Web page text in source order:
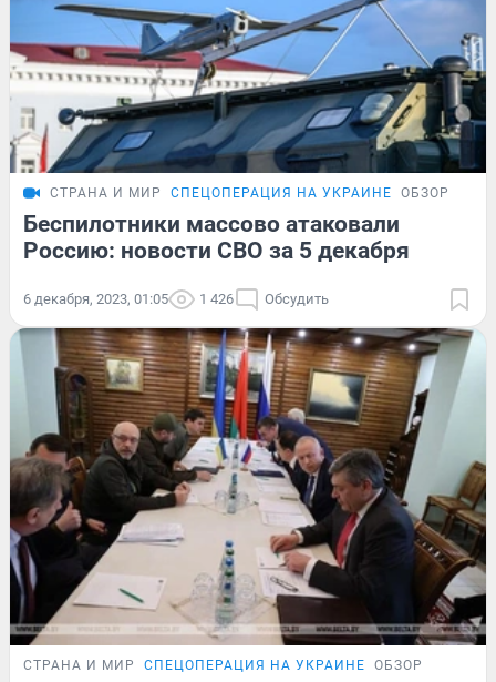
СТРАНА И МИР СПЕЦОПЕРАЦИЯ НА УКРАИНЕ ОБЗОР
Беспилотники массово атаковали
Россию: новости СВО за 5 декабря
6 декабря, 2023, 01:05 1 426 Обсудить
СТРАНА И МИР СПЕЦОПЕРАЦИЯ НА УКРАИНЕ ОБЗОР